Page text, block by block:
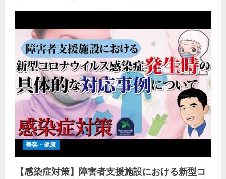
美容・健康
【感染症対策】障害者支援施設における新型コ